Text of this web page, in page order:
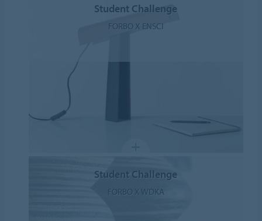
Student Challenge
FORBO X ENSCI
Student Challenge
FORBO X WDKA